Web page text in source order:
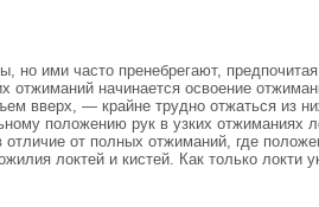
ими часто пренебрегают,
начинается освоение
вверх, — крайне трудно отжаться из
положению рук в узких отжиманиях
от полных отжиманий, где
локтей и кистей. Как только локти